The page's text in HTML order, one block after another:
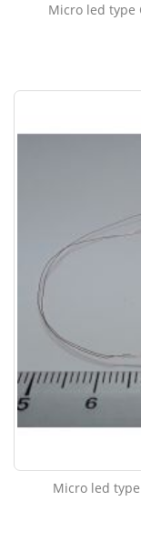
Micro led type
Micro led